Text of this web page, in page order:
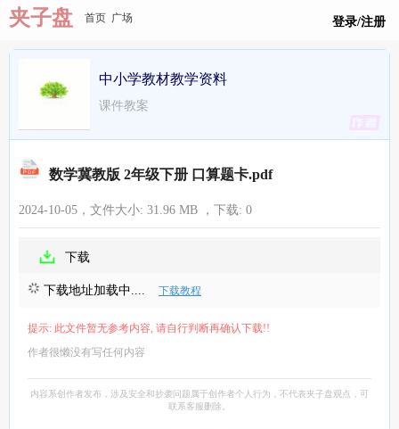
夹子盘 首页 广场 登录/注册
中小学教材教学资料
课件教案
​数学冀教版 2年级下册 口算题卡​​.pdf
2024-10-05，文件大小: 31.96 MB ，下载: 0
下载
下载地址加载中.... 下载教程
提示: 此文件暂无参考内容, 请自行判断再确认下载!!
作者很懒没有写任何内容
内容系创作者发布，涉及安全和抄袭问题属于创作者个人行为，不代表夹子盘观点，可
联系客服删除。